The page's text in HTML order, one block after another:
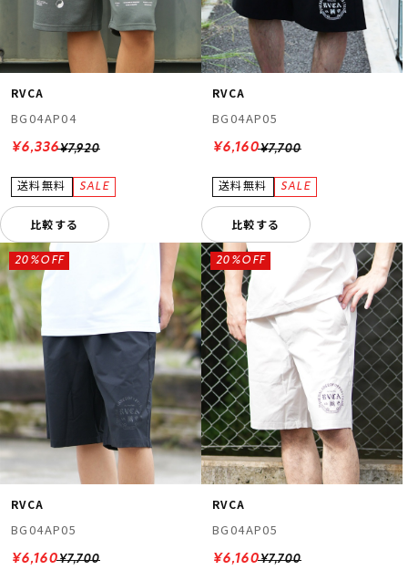
RVCA
BG04AP04
¥7,920
¥6,336
比較する
RVCA
BG04AP05
¥7,700
¥6,160
比較する
RVCA
BG04AP05
¥7,700
20%OFF
¥6,160
RVCA
BG04AP05
¥7,700
20%OFF
¥6,160